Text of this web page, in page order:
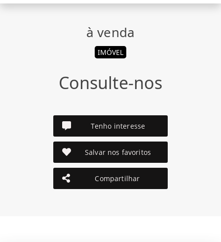
à venda
IMÓVEL
Consulte-nos
Tenho interesse
Salvar nos favoritos
Compartilhar